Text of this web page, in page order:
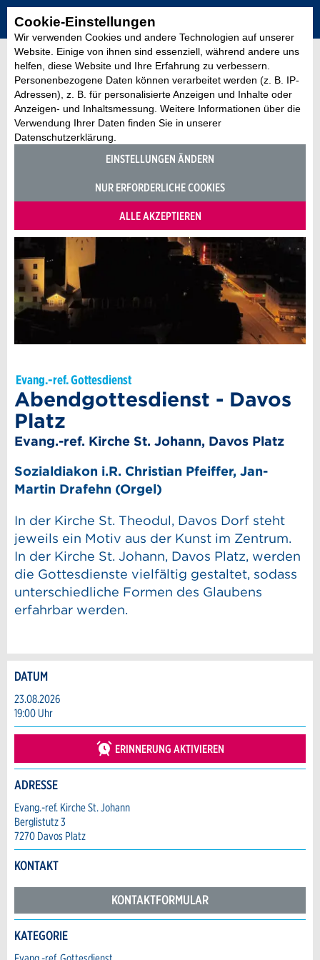
Cookie-Einstellungen
Wir verwenden Cookies und andere Technologien auf unserer
Website. Einige von ihnen sind essenziell, während andere uns
helfen, diese Website und Ihre Erfahrung zu verbessern.
Personenbezogene Daten können verarbeitet werden (z. B. IP-
Adressen), z. B. für personalisierte Anzeigen und Inhalte oder
Anzeigen- und Inhaltsmessung. Weitere Informationen über die
Verwendung Ihrer Daten finden Sie in unserer
Datenschutzerklärung.
EINSTELLUNGEN ÄNDERN
NUR ERFORDERLICHE COOKIES
ALLE AKZEPTIEREN
Evang.-ref. Gottesdienst
Abendgottesdienst - Davos
Platz
Evang.-ref. Kirche St. Johann, Davos Platz
Sozialdiakon i.R. Christian Pfeiffer, Jan-
Martin Drafehn (Orgel)
In der Kirche St. Theodul, Davos Dorf steht
jeweils ein Motiv aus der Kunst im Zentrum.
In der Kirche St. Johann, Davos Platz, werden
die Gottesdienste vielfältig gestaltet, sodass
unterschiedliche Formen des Glaubens
erfahrbar werden.
Anzeige beanstanden
Ihr Feedback wird sehr geschätzt!
Allgemeines Feedback
Anzeige nicht mehr gültig
Anzeige unvollständig
Anzeige weiterempfehlen
Empfehlen Sie diese Anzeige an Freunde
* Eingabe erforderlich
Reservation
Veranstaltungsdatum *:
Anzahl der Teilnehmer *:
Vorname / Nachname *:
Firma / Organisation:
Adresszusatz:
DATUM
23.08.2026
19:00 Uhr
ERINNERUNG AKTIVIEREN
ADRESSE
Evang.-ref. Kirche St. Johann
Berglistutz 3
7270 Davos Platz
KONTAKT
KONTAKTFORMULAR
Kontakt
KATEGORIE